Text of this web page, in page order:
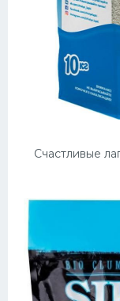
Счастливые